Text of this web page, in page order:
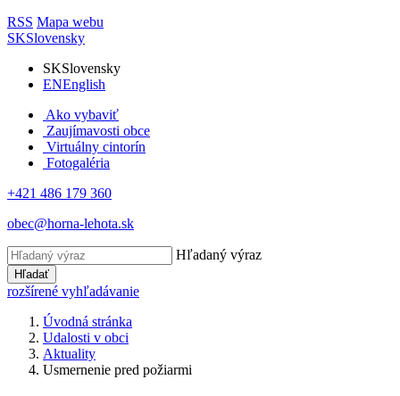
RSS Mapa webu
SKSlovensky
SKSlovensky
ENEnglish
Ako vybaviť
Zaujímavosti obce
Virtuálny cintorín
Fotogaléria
+421 486 179 360
obec@horna-lehota.sk
Hľadaný výraz
Hľadať
rozšírené vyhľadávanie
Úvodná stránka
Udalosti v obci
Aktuality
Usmernenie pred požiarmi